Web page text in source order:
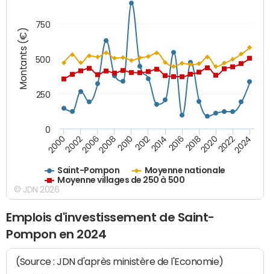
Montants (€)
Saint-Pompon
Moyenne nationale
Moyenne villages de 250 à 500
200020022006200820102012201420162018202020222024
0
250
500
750
© JDN 2026
Emplois d'investissement de Saint-
Pompon en 2024
(Source : JDN d'après ministère de l'Economie)